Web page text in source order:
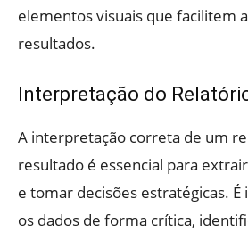
elementos visuais que facilitem
resultados.
Interpretação do
A interpretação correta de um
resultado é essencial para
e tomar decisões estratégicas.
os dados de forma crítica,